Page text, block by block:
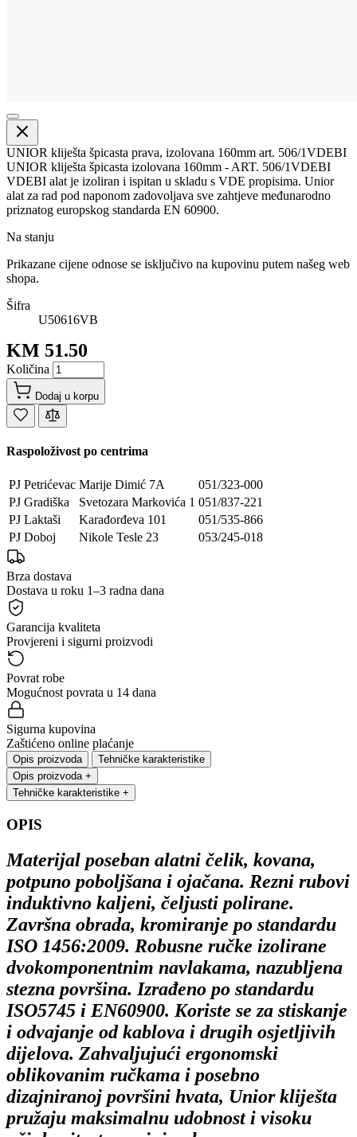
UNIOR kliješta špicasta prava, izolovana 160mm art. 506/1VDEBI
UNIOR kliješta špicasta izolovana 160mm - ART. 506/1VDEBI
VDEBI alat je izoliran i ispitan u skladu s VDE propisima. Unior
alat za rad pod naponom zadovoljava sve zahtjeve međunarodno
priznatog europskog standarda EN 60900.
Na stanju
Prikazane cijene odnose se isključivo na kupovinu putem našeg web
shopa.
Šifra
U50616VB
KM 51.50
Količina
Dodaj u korpu
Raspoloživost po centrima
PJ Petrićevac Marije Dimić 7A
051/323-000
PJ Gradiška
Svetozara Markovića 1 051/837-221
PJ Laktaši
Karađorđeva 101
051/535-866
PJ Doboj
Nikole Tesle 23 053/245-018
Brza dostava
Dostava u roku 1–3 radna dana
Garancija kvaliteta
Provjereni i sigurni proizvodi
Povrat robe
Mogućnost povrata u 14 dana
Sigurna kupovina
Zaštićeno online plaćanje
Opis proizvoda
Tehničke karakteristike
Opis proizvoda +
Tehničke karakteristike +
OPIS
Materijal poseban alatni čelik, kovana,
potpuno poboljšana i ojačana. Rezni rubovi
induktivno kaljeni, čeljusti polirane.
Završna obrada, kromiranje po standardu
ISO 1456:2009. Robusne ručke izolirane
dvokomponentnim navlakama, nazubljena
stezna površina. Izrađeno po standardu
ISO5745 i EN60900. Koriste se za stiskanje
i odvajanje od kablova i drugih osjetljivih
dijelova. Zahvaljujući ergonomski
oblikovanim ručkama i posebno
dizajniranoj površini hvata, Unior kliješta
pružaju maksimalnu udobnost i visoku